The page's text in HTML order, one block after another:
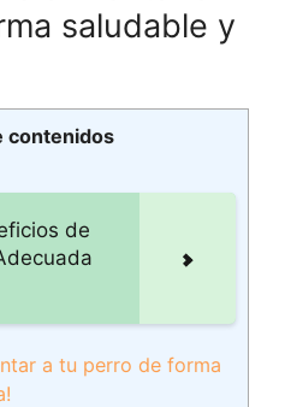
saludable y
contenidos
de
a tu perro de forma